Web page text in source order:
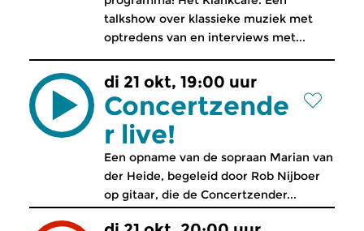
talkshow over klassieke muziek met
optredens van en interviews met...
di 21 okt, 19:00 uur
Concertzende
r live!
Een opname van de sopraan Marian van
der Heide, begeleid door Rob Nijboer
op gitaar, die de Concertzender...